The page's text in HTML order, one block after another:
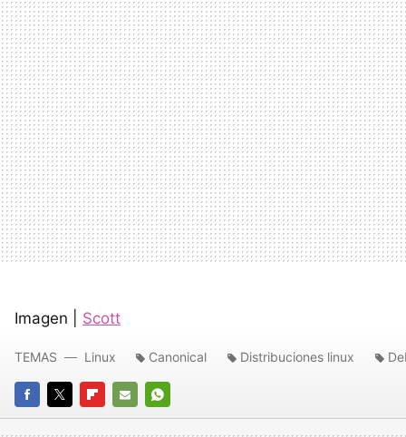
Imagen | Scott
FACEBOOK
TWITTERFLIPBOARD
E-
WHATSAPP
TEMAS Linux Canonical Distribuciones linux